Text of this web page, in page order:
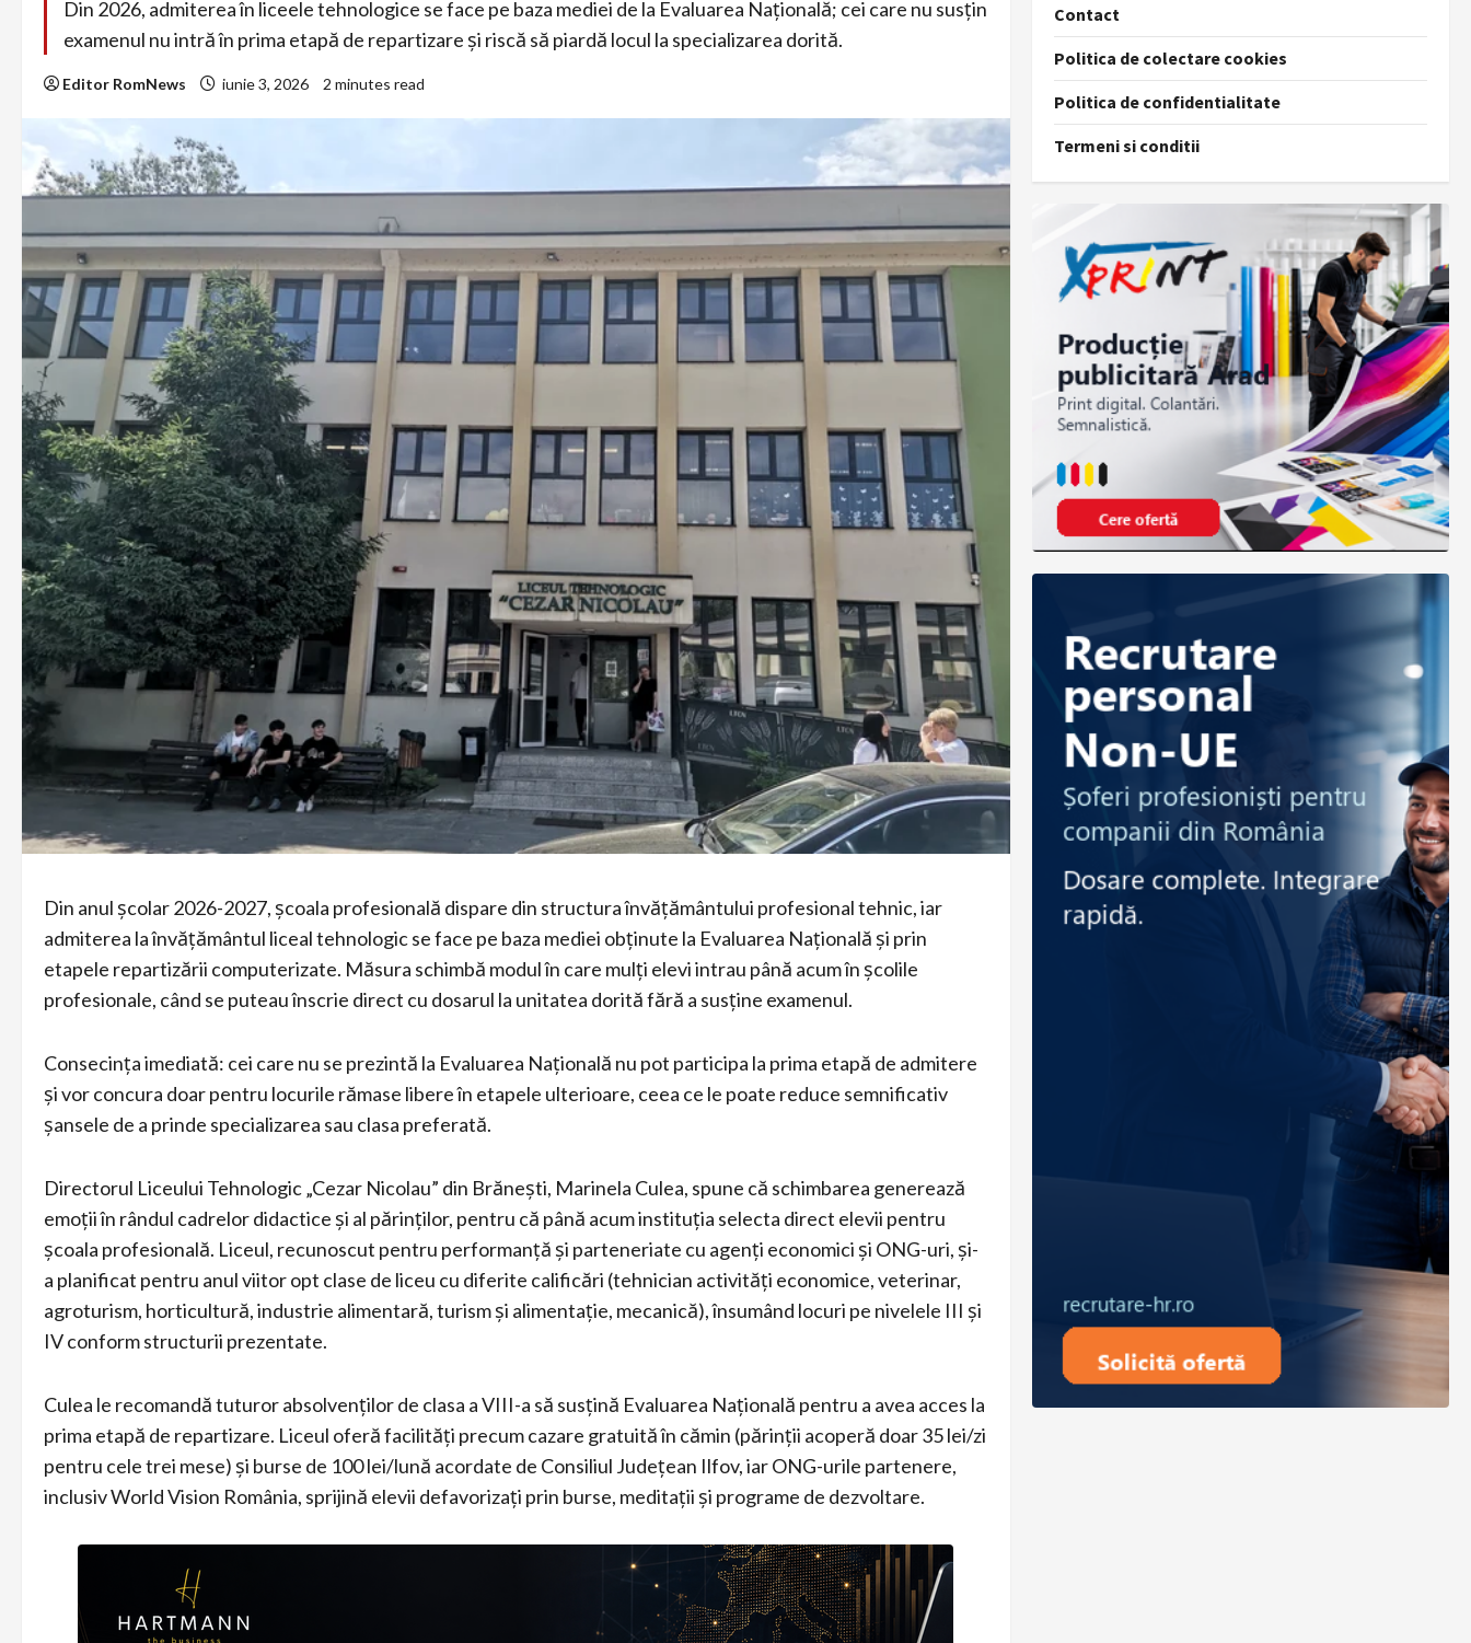
Din 2026, admiterea în liceele tehnologice se face pe baza mediei de la Evaluarea Națională; cei care nu susțin
examenul nu intră în prima etapă de repartizare și riscă să piardă locul la specializarea dorită.
Editor RomNews iunie 3, 2026 2 minutes read
Din anul școlar 2026-2027, școala profesională dispare din structura învățământului profesional tehnic, iar
admiterea la învățământul liceal tehnologic se face pe baza mediei obținute la Evaluarea Națională și prin
etapele repartizării computerizate. Măsura schimbă modul în care mulți elevi intrau până acum în școlile
profesionale, când se puteau înscrie direct cu dosarul la unitatea dorită fără a susține examenul.
Consecința imediată: cei care nu se prezintă la Evaluarea Națională nu pot participa la prima etapă de admitere
și vor concura doar pentru locurile rămase libere în etapele ulterioare, ceea ce le poate reduce semnificativ
șansele de a prinde specializarea sau clasa preferată.
Directorul Liceului Tehnologic „Cezar Nicolau” din Brănești, Marinela Culea, spune că schimbarea generează
emoții în rândul cadrelor didactice și al părinților, pentru că până acum instituția selecta direct elevii pentru
școala profesională. Liceul, recunoscut pentru performanță și parteneriate cu agenți economici și ONG-uri, și-
a planificat pentru anul viitor opt clase de liceu cu diferite calificări (tehnician activități economice, veterinar,
agroturism, horticultură, industrie alimentară, turism și alimentație, mecanică), însumând locuri pe nivelele III și
IV conform structurii prezentate.
Culea le recomandă tuturor absolvenților de clasa a VIII-a să susțină Evaluarea Națională pentru a avea acces la
prima etapă de repartizare. Liceul oferă facilități precum cazare gratuită în cămin (părinții acoperă doar 35 lei/zi
pentru cele trei mese) și burse de 100 lei/lună acordate de Consiliul Județean Ilfov, iar ONG-urile partenere,
inclusiv World Vision România, sprijină elevii defavorizați prin burse, meditații și programe de dezvoltare.
Contact
Politica de colectare cookies
Politica de confidentialitate
Termeni si conditii